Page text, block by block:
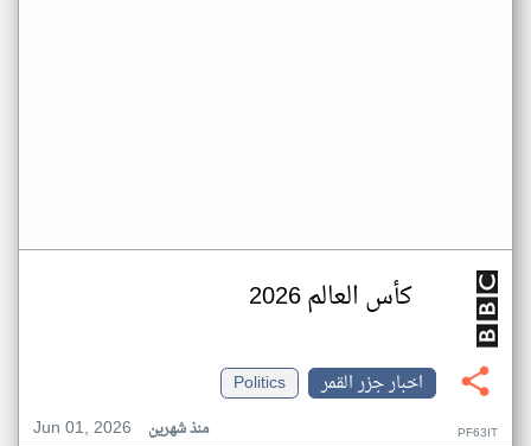
كأس العالم 2026
اخبار جزر القمر
Politics
Jun 01, 2026
منذ شهرين PF63IT